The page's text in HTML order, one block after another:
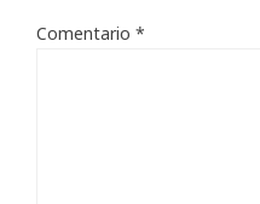
Comentario *